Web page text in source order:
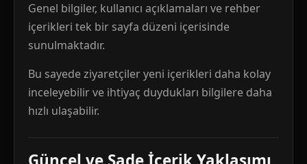
Genel bilgiler, kullanıcı açıklamaları ve rehber
içerikleri tek bir sayfa düzeni içerisinde
sunulmaktadır.
Bu sayede ziyaretçiler yeni içerikleri daha kolay
inceleyebilir ve ihtiyaç duydukları bilgilere daha
hızlı ulaşabilir.